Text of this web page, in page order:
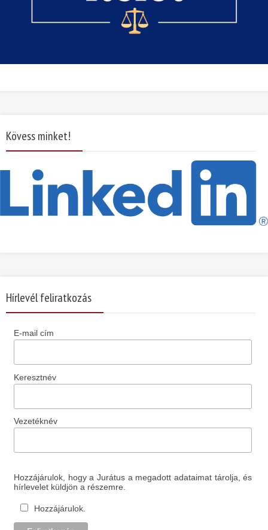
Kövess minket!
Hírlevél feliratkozás
E-mail cím
Keresztnév
Vezetéknév
Hozzájárulok, hogy a Jurátus a megadott adataimat tárolja, és
hírlevelet küldjön a részemre.
Hozzájárulok.